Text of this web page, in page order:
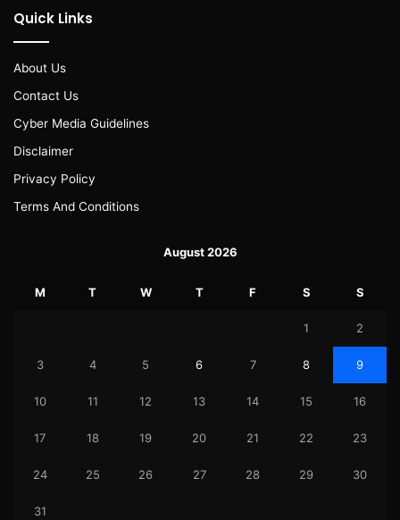
Quick Links
About Us
Contact Us
Cyber Media Guidelines
Disclaimer
Privacy Policy
Terms And Conditions
August 2026
M T W T F S S
1 2
3 4 5 6 7 8 9
10 11 12 13 14 15 16
17 18 19 20 21 22 23
24 25 26 27 28 29 30
31